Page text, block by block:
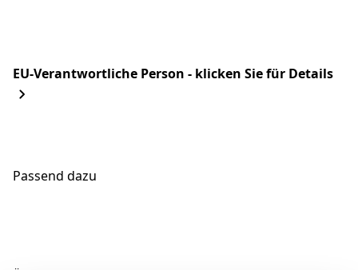
EU-Verantwortliche Person - klicken Sie für Details
Passend dazu